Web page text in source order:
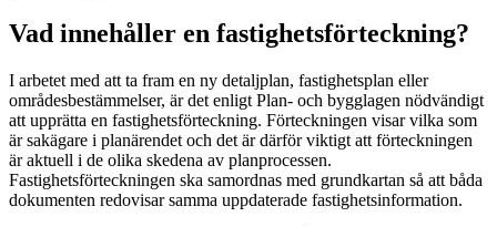
Vad innehåller en fastighetsförteckning?
I arbetet med att ta fram en ny detaljplan, fastighetsplan eller
områdesbestämmelser, är det enligt Plan- och bygglagen nödvändigt
att upprätta en fastighetsförteckning. Förteckningen visar vilka som
är sakägare i planärendet och det är därför viktigt att förteckningen
är aktuell i de olika skedena av planprocessen.
Fastighetsförteckningen ska samordnas med grundkartan så att båda
dokumenten redovisar samma uppdaterade fastighetsinformation.